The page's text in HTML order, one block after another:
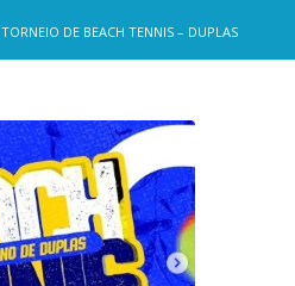
TORNEIO DE BEACH TENNIS – DUPLAS